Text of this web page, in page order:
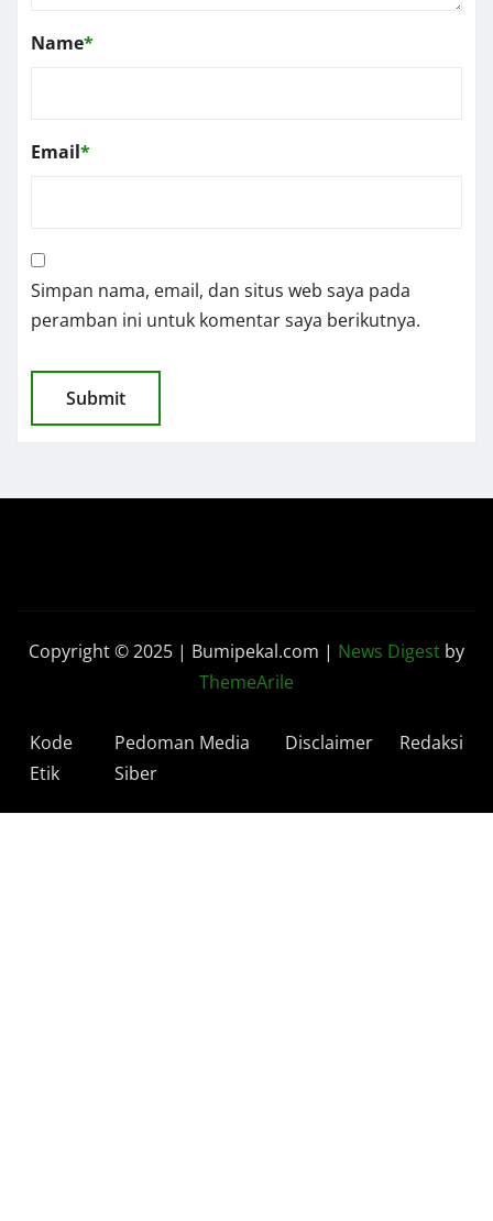
Name*
Email*
Simpan nama, email, dan situs web saya pada
peramban ini untuk komentar saya berikutnya.
Copyright © 2025 | Bumipekal.com | News Digest by
ThemeArile
Kode
Etik
Pedoman Media
Siber
Disclaimer Redaksi